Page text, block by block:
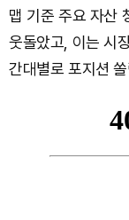
맵 기준 주요 자산
웃돌았고, 이는 시
간대별로 포지션